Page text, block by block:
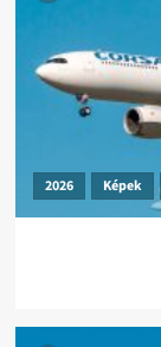
2026 Képek